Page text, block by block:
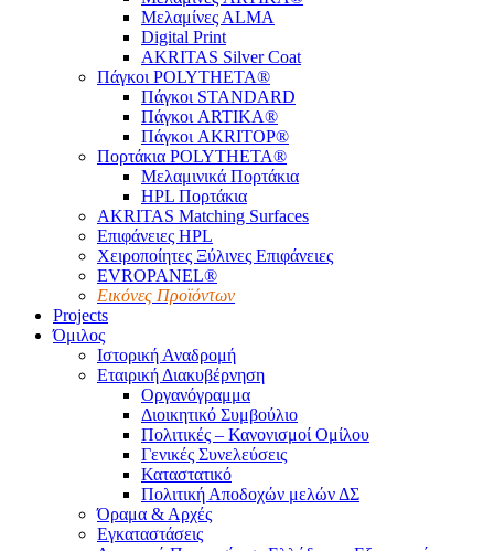
Μελαμίνες ΑLMA
Digital Print
AKRITAS Silver Coat
Πάγκοι POLYTHETA®
Πάγκοι STANDARD
Πάγκοι ARTIKA®
Πάγκοι AKRITOP®
Πορτάκια POLYTHETA®
Μελαμινικά Πορτάκια
HPL Πορτάκια
AKRITAS Matching Surfaces
Επιφάνειες HPL
Χειροποίητες Ξύλινες Επιφάνειες
EVROPANEL®
Εικόνες Προϊόντων
Projects
Όμιλος
Ιστορική Αναδρομή
Εταιρική Διακυβέρνηση
Οργανόγραμμα
Διοικητικό Συμβούλιο
Πολιτικές – Κανονισμοί Ομίλου
Γενικές Συνελεύσεις
Καταστατικό
Πολιτική Αποδοχών μελών ΔΣ
Όραμα & Αρχές
Εγκαταστάσεις